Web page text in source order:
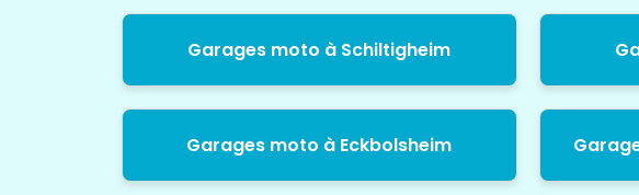
Garages moto à Schiltigheim
Garages moto à Eckbolsheim